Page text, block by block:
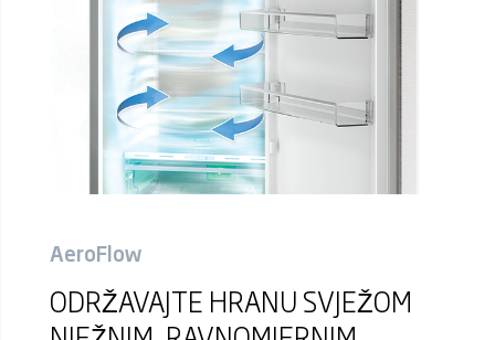
AeroFlow
ODRŽAVAJTE HRANU SVJEŽOM